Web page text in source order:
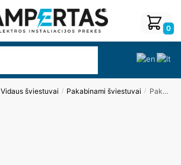
0
Vidaus šviestuvai / Pakabinami šviestuvai / Pakabinamas šviestuvas SAPHIR P0392